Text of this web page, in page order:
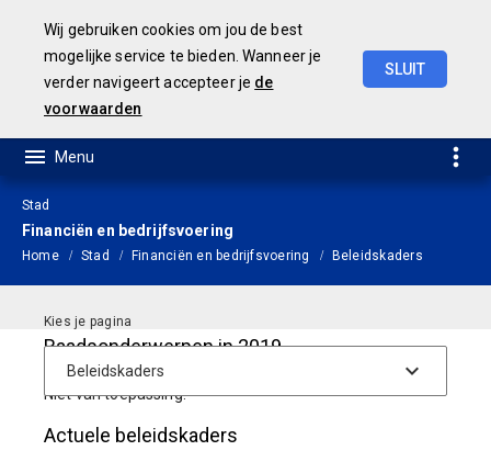
Stad
Financiën en bedrijfsvoering
Home Stad Financiën en bedrijfsvoering Beleidskaders
Raadsonderwerpen in 2019
Niet van toepassing.
Actuele beleidskaders
Wij gebruiken cookies om jou de best
mogelijke service te bieden. Wanneer je
verder navigeert accepteer je de
voorwaarden
SLUIT